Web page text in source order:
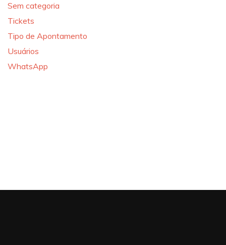
Sem categoria
Tickets
Tipo de Apontamento
Usuários
WhatsApp